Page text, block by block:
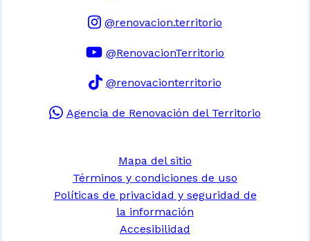
@renovacion.territorio
@RenovacionTerritorio
@renovacionterritorio
Agencia de Renovación del Territorio
Mapa del sitio
Términos y condiciones de uso
Políticas de privacidad y seguridad de
la información
Accesibilidad